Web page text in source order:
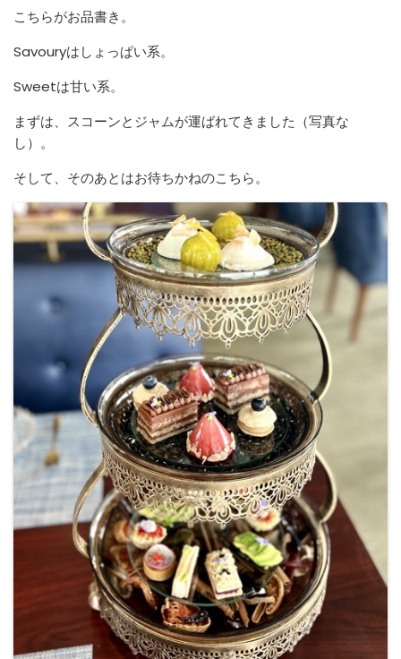
こちらがお品書き。
Savouryはしょっぱい系。
Sweetは甘い系。
まずは、スコーンとジャムが運ばれてきました（写真な
し）。
そして、そのあとはお待ちかねのこちら。